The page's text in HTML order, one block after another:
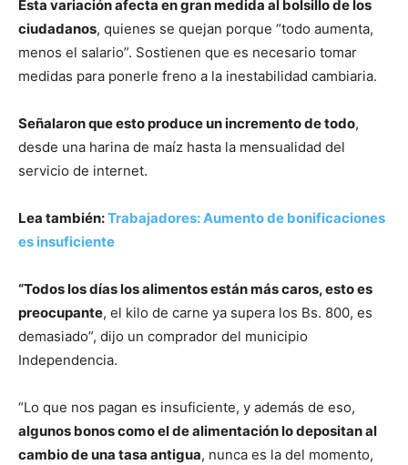
Esta variación afecta en gran medida al bolsillo de los
ciudadanos, quienes se quejan porque “todo aumenta,
menos el salario”. Sostienen que es necesario tomar
medidas para ponerle freno a la inestabilidad cambiaria.
Señalaron que esto produce un incremento de todo,
desde una harina de maíz hasta la mensualidad del
servicio de internet.
Lea también:Trabajadores: Aumento de bonificaciones
es insuficiente
“Todos los días los alimentos están más caros, esto es
preocupante, el kilo de carne ya supera los Bs. 800, es
demasiado”, dijo un comprador del municipio
Independencia.
“Lo que nos pagan es insuficiente, y además de eso,
algunos bonos como el de alimentación lo depositan al
cambio de una tasa antigua, nunca es la del momento,